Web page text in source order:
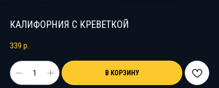
КАЛИФОРНИЯ С КРЕВЕТКОЙ
339 р.
В КОРЗИНУ